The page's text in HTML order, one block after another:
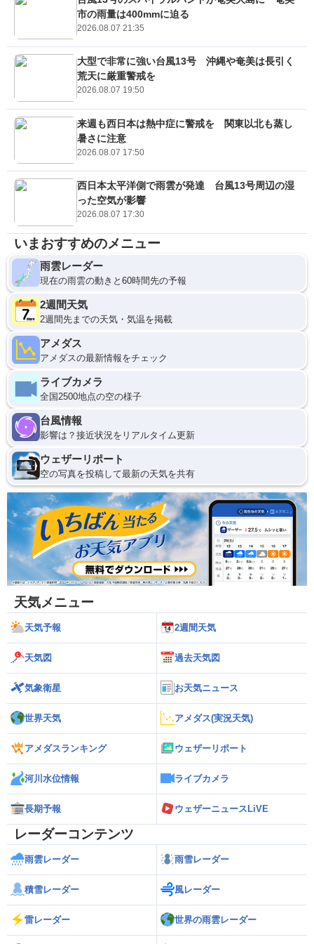
市の雨量は400mmに迫る
2026.08.07 21:35
大型で非常に強い台風13号 沖縄や奄美は長引く
荒天に厳重警戒を
2026.08.07 19:50
来週も西日本は熱中症に警戒を 関東以北も蒸し
暑さに注意
2026.08.07 17:50
西日本太平洋側で雨雲が発達 台風13号周辺の湿
った空気が影響
2026.08.07 17:30
いまおすすめのメニュー
雨雲レーダー
現在の雨雲の動きと60時間先の予報
2週間天気
2週間先までの天気・気温を掲載
アメダス
アメダスの最新情報をチェック
ライブカメラ
全国2500地点の空の様子
台風情報
影響は？接近状況をリアルタイム更新
ウェザーリポート
空の写真を投稿して最新の天気を共有
天気メニュー
天気予報 2週間天気
天気図 過去天気図
気象衛星 お天気ニュース
世界天気 アメダス(実況天気)
アメダスランキング ウェザーリポート
河川水位情報 ライブカメラ
長期予報 ウェザーニュースLiVE
レーダーコンテンツ
雨雲レーダー 雨雪レーダー
積雪レーダー 風レーダー
雷レーダー 世界の雨雲レーダー